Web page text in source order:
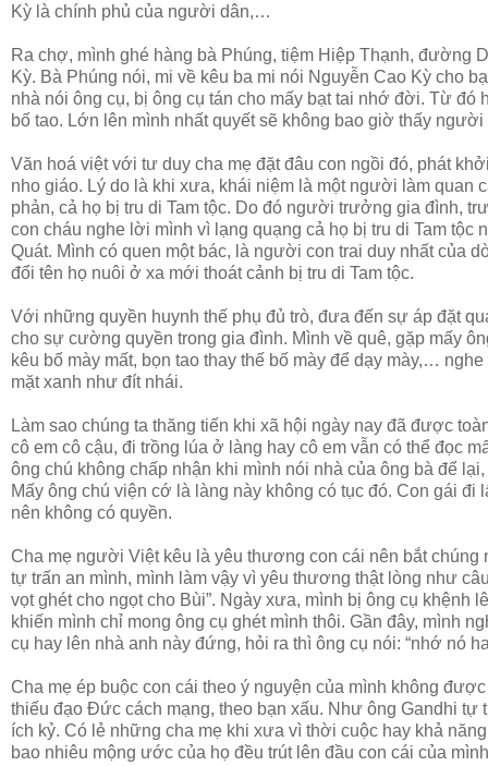
Kỳ là chính phủ của người dân,…
Ra chợ, mình ghé hàng bà Phúng, tiệm Hiệp Thạnh, đường
Kỳ. Bà Phúng nói, mi về kêu ba mi nói Nguyễn Cao Kỳ cho
nhà nói ông cụ, bị ông cụ tán cho mấy bạt tai nhớ đời. Từ đó
bố tao. Lớn lên mình nhất quyết sẽ không bao giờ thấy
Văn hoá việt với tư duy cha mẹ đặt đâu con ngồi đó, phát
nho giáo. Lý do là khi xưa, khái niệm là một người làm
phản, cả họ bị tru di Tam tộc. Do đó người trưởng gia đình,
con cháu nghe lời mình vì lạng quạng cả họ bị tru di Tam
Quát. Mình có quen một bác, là người con trai duy nhất của
đổi tên họ nuôi ở xa mới thoát cảnh bị tru di Tam tộc.
Với những quyền huynh thế phụ đủ trò, đưa đến sự áp đặt
cho sự cường quyền trong gia đình. Mình về quê, gặp mấy
kêu bố mày mất, bọn tao thay thế bố mày để dạy mày,…
mặt xanh như đít nhái.
Làm sao chúng ta thăng tiến khi xã hội ngày nay đã được
cô em cô cậu, đi trồng lúa ở làng hay cô em vẫn có thể đọc
ông chú không chấp nhận khi mình nói nhà của ông bà để
Mấy ông chú viện cớ là làng này không có tục đó. Con gái đi
nên không có quyền.
Cha mẹ người Việt kêu là yêu thương con cái nên bắt chúng
tự trấn an mình, mình làm vậy vì yêu thương thật lòng như
vọt ghét cho ngọt cho Bùi”. Ngày xưa, mình bị ông cụ khệnh
khiến mình chỉ mong ông cụ ghét mình thôi. Gần đây, mình
cụ hay lên nhà anh này đứng, hỏi ra thì ông cụ nói: “nhớ nó
Cha mẹ ép buộc con cái theo ý nguyện của mình không
thiếu đạo Đức cách mạng, theo bạn xấu. Như ông Gandhi
ích kỷ. Có lẻ những cha mẹ khi xưa vì thời cuộc hay khả
bao nhiêu mộng ước của họ đều trút lên đầu con cái của